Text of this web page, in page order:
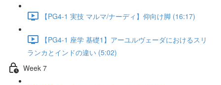
【PG4-1 実技 マルマ/ナーディ】仰向け脚 (16:17)
【PG4-1 座学 基礎1】アーユルヴェーダにおけるスリ
ランカとインドの違い (5:02)
Week 7